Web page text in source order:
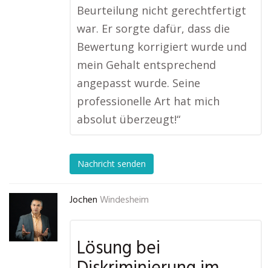
Beurteilung nicht gerechtfertigt
war. Er sorgte dafür, dass die
Bewertung korrigiert wurde und
mein Gehalt entsprechend
angepasst wurde. Seine
professionelle Art hat mich
absolut überzeugt!“
Nachricht senden
Jochen Windesheim
Lösung bei